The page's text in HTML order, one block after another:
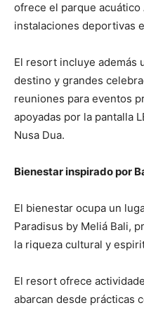
ofrece el parque
instalaciones deportivas
El resort incluye además
destino y grandes
reuniones para eventos
apoyadas por la pantalla
Nusa Dua.
Bienestar inspirado por
El bienestar ocupa un
Paradisus by Meliá Bali,
la riqueza cultural y
El resort ofrece
abarcan desde prácticas